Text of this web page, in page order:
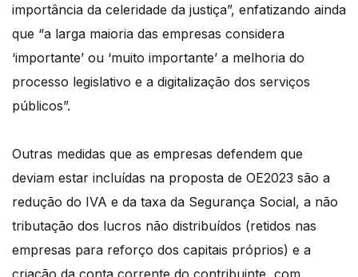
importância da celeridade da justiça”, enfatizando ainda
que “a larga maioria das empresas considera
‘importante’ ou ‘muito importante’ a melhoria do
processo legislativo e a digitalização dos serviços
públicos”.
Outras medidas que as empresas defendem que
deviam estar incluídas na proposta de OE2023 são a
redução do IVA e da taxa da Segurança Social, a não
tributação dos lucros não distribuídos (retidos nas
empresas para reforço dos capitais próprios) e a